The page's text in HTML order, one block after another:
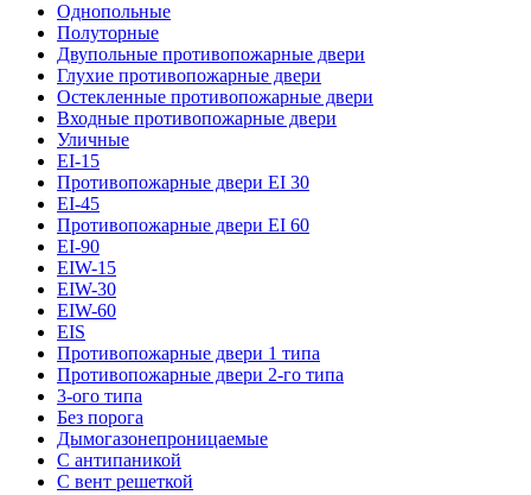
Однопольные
Полуторные
Двупольные противопожарные двери
Глухие противопожарные двери
Остекленные противопожарные двери
Входные противопожарные двери
Уличные
EI-15
Противопожарные двери EI 30
EI-45
Противопожарные двери EI 60
EI-90
EIW-15
EIW-30
EIW-60
EIS
Противопожарные двери 1 типа
Противопожарные двери 2-го типа
3-ого типа
Без порога
Дымогазонепроницаемые
С антипаникой
С вент решеткой